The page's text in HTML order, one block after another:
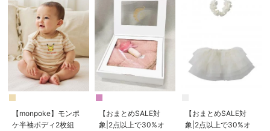
【monpoke】モンポ
ケ半袖ボディ2枚組
【おまとめSALE対
象|2点以上で30%オ
【おまとめSALE対
象|2点以上で30%オ